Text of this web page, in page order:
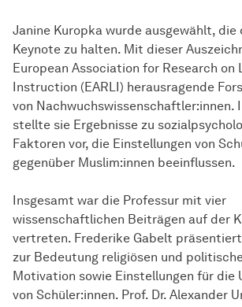
Janine Kuropka wurde ausgewählt, die
Keynote zu halten. Mit dieser
European Association for Research on
Instruction (EARLI) herausragende
von Nachwuchswissenschaftler:innen.
stellte sie Ergebnisse zu
Faktoren vor, die Einstellungen von
gegenüber Muslim:innen beeinflussen.
Insgesamt war die Professur mit vier
wissenschaftlichen Beiträgen auf der
vertreten. Frederike Gabelt
zur Bedeutung religiösen und
Motivation sowie Einstellungen für die
von Schüler:innen. Prof. Dr. Alexander